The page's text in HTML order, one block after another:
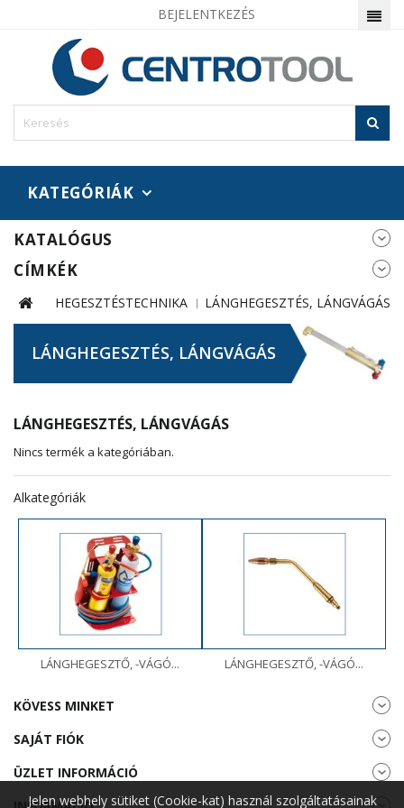
BEJELENTKEZÉS
KATEGÓRIÁK
KATALÓGUS
CÍMKÉK
HEGESZTÉSTECHNIKA LÁNGHEGESZTÉS, LÁNGVÁGÁS
LÁNGHEGESZTÉS, LÁNGVÁGÁS
LÁNGHEGESZTÉS, LÁNGVÁGÁS
Nincs termék a kategóriában.
Alkategóriák
LÁNGHEGESZTŐ, -VÁGÓ... LÁNGHEGESZTŐ, -VÁGÓ...
KÖVESS MINKET
SAJÁT FIÓK
ÜZLET INFORMÁCIÓ
Jelen webhely sütiket (Cookie-kat) használ szolgáltatásainak